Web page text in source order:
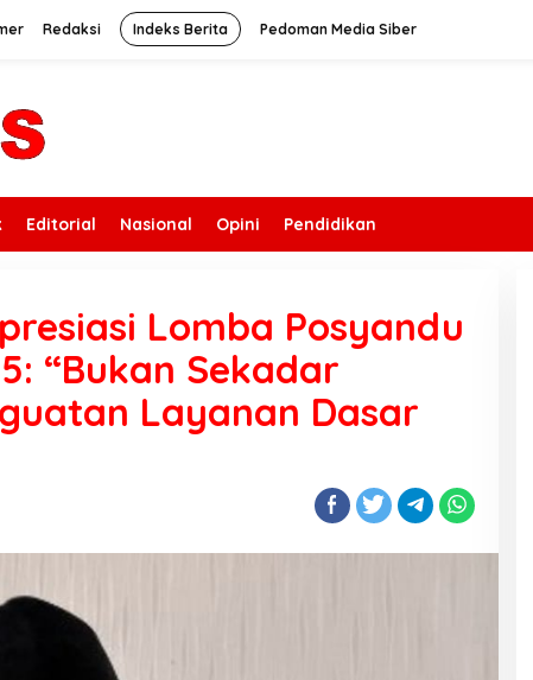
Redaksi Indeks Berita Pedoman Media Siber
Editorial Nasional Opini Pendidikan
Lomba Posyandu
“Bukan Sekadar
Layanan Dasar